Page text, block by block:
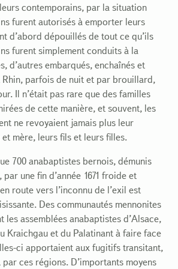
contemporains, par la situation
furent autorisés à emporter leurs
d’abord dépouillés de tout ce qu’ils
furent simplement conduits à la
d’autres embarqués, enchaînés et
parfois de nuit et par brouillard,
Il n’était pas rare que des familles
de cette manière, et souvent, les
ne revoyaient jamais plus leur
mère, leurs fils et leurs filles.
700 anabaptistes bernois, démunis
une fin d’année 1671 froide et
route vers l’inconnu de l’exil est
Des communautés mennonites
les assemblées anabaptistes d’Alsace,
Kraichgau et du Palatinant à faire face
ci apportaient aux fugitifs transitant,
ces régions. D’importants moyens